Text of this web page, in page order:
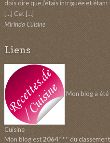
dois dire que j’étais intriguée et
[…] Cet […]
Mirinda Cuisine
Liens
Mon blog a
Cuisine
Mon blog est2064èmedu